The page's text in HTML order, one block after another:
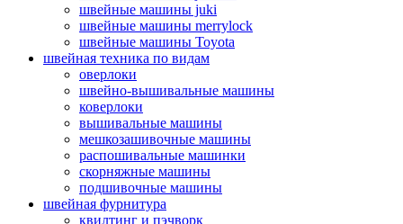
швейные машины juki
швейные машины merrylock
швейные машины Toyota
швейная техника по видам
оверлоки
швейно-вышивальные машины
коверлоки
вышивальные машины
мешкозашивочные машины
распошивальные машинки
скорняжные машины
подшивочные машины
швейная фурнитура
квилтинг и пэчворк